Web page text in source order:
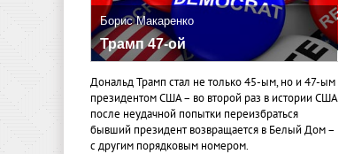
Борис Макаренко
Трамп 47-ой
Дональд Трамп стал не только 45-ым, но и 47-ым
президентом США – во второй раз в истории США
после неудачной попытки переизбраться
бывший президент возвращается в Белый Дом –
с другим порядковым номером.